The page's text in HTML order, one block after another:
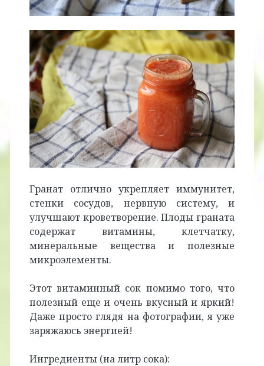
Гранат отлично укрепляет иммунитет,
стенки сосудов, нервную систему, и
улучшают кроветворение. Плоды граната
содержат витамины, клетчатку,
минеральные вещества и полезные
микроэлементы.
Этот витаминный сок помимо того, что
полезный еще и очень вкусный и яркий!
Даже просто глядя на фотографии, я уже
заряжаюсь энергией!
Ингредиенты (на литр сока):